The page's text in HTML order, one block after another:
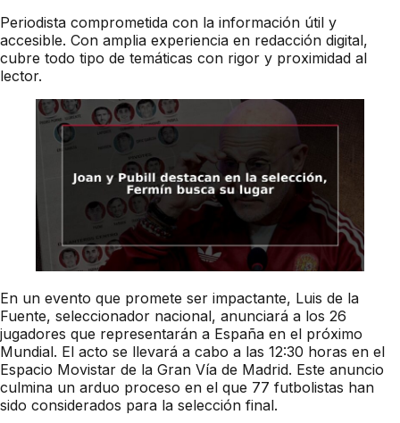
Periodista comprometida con la información útil y
accesible. Con amplia experiencia en redacción digital,
cubre todo tipo de temáticas con rigor y proximidad al
lector.
En un evento que promete ser impactante, Luis de la
Fuente, seleccionador nacional, anunciará a los 26
jugadores que representarán a España en el próximo
Mundial. El acto se llevará a cabo a las 12:30 horas en el
Espacio Movistar de la Gran Vía de Madrid. Este anuncio
culmina un arduo proceso en el que 77 futbolistas han
sido considerados para la selección final.